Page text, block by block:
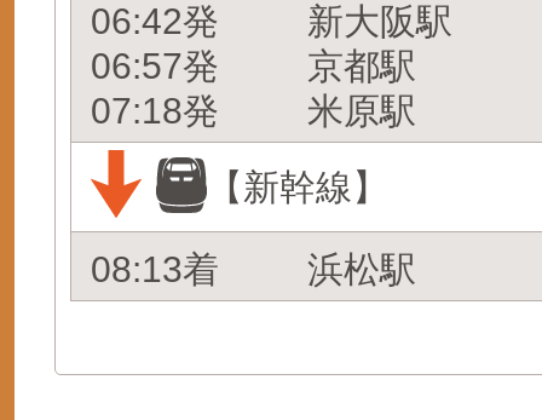
06:42発
06:57発
07:18発
新大阪駅
京都駅
米原駅
【新幹線】
08:13着 浜松駅